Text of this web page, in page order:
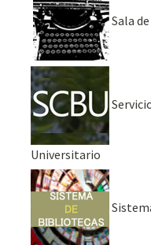
Sala
Universitario